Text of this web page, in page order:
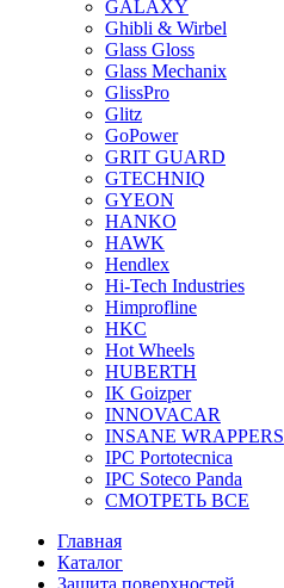
GALAXY
Ghibli & Wirbel
Glass Gloss
Glass Mechanix
GlissPro
Glitz
GoPower
GRIT GUARD
GTECHNIQ
GYEON
HANKO
HAWK
Hendlex
Hi-Tech Industries
Himprofline
HKC
Hot Wheels
HUBERTH
IK Goizper
INNOVACAR
INSANE WRAPPERS
IPC Portotecnica
IPC Soteco Panda
СМОТРЕТЬ ВСЕ
Главная
Каталог
Защита поверхностей